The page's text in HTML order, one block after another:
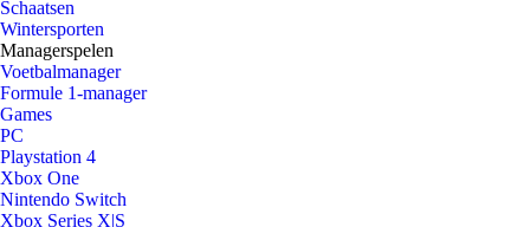
Schaatsen
Wintersporten
Managerspelen
Voetbalmanager
Formule 1-manager
Games
PC
Playstation 4
Xbox One
Nintendo Switch
Xbox Series X|S